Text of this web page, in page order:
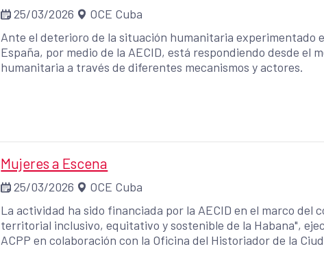
25/03/2026
OCE Cuba
Ante el deterioro de la situación humanitaria experimentado
España, por medio de la AECID, está respondiendo desde el
humanitaria a través de diferentes mecanismos y actores.
Mujeres a Escena
25/03/2026
OCE Cuba
La actividad ha sido financiada por la AECID en el marco del
territorial inclusivo, equitativo y sostenible de la Habana",
ACPP en colaboración con la Oficina del Historiador de la